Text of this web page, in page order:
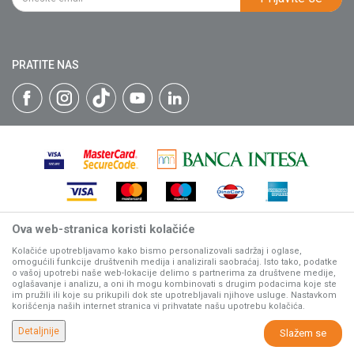
Matični broj: 07593252
Katalozi
Isporuka
Plaćanje karticama
Web kredit Raiffeisen banke
Pravo na odustajanje
Povraćaj sredstava
Zamena artikala
PRATITE NAS
Nastojimo da budemo što precizniji u opisu proizvoda, prikazu
slika i samih cena, ali ne možemo garantovati da su sve
informacije kompletne i bez grešaka.
Svi artikli prikazani na sajtu su deo naše ponude, ali ne
podrazumeva da su dostupni u svakom trenutku.
©2026www.villagerstore.com . Sva prava zadržana.
Ova web-stranica koristi kolačiće
Kolačiće upotrebljavamo kako bismo personalizovali sadržaj i oglase,
omogućili funkcije društvenih medija i analizirali saobraćaj. Isto tako, podatke
o vašoj upotrebi naše web-lokacije delimo s partnerima za društvene medije,
oglašavanje i analizu, a oni ih mogu kombinovati s drugim podacima koje ste
im pružili ili koje su prikupili dok ste upotrebljavali njihove usluge. Nastavkom
korišćenja naših internet stranica vi prihvatate našu upotrebu kolačića.
Detaljnije Slažem se